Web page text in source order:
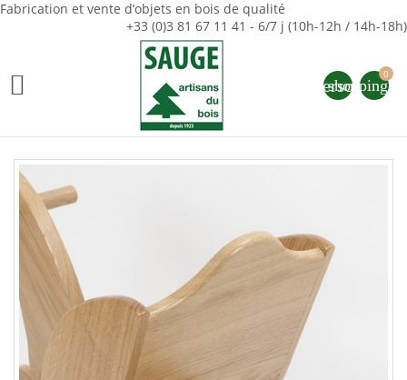
Fabrication et vente d’objets en bois de qualité
+33 (0)3 81 67 11 41 - 6/7 j (10h-12h / 14h-18h)
 person
0